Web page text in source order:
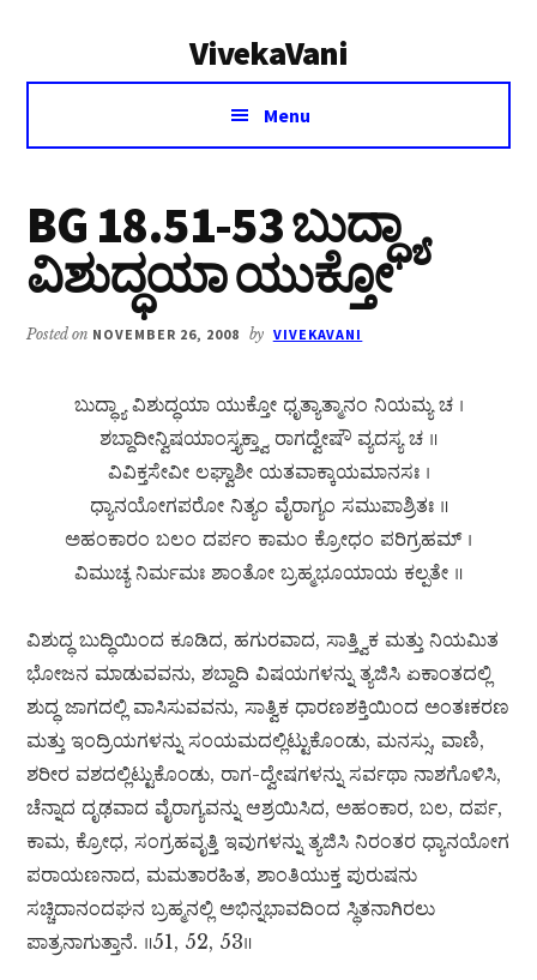
VivekaVani
Voice
Vivekananda
Menu
BG 18.51-53 ಬುದ್ಧ್ಯಾ
ವಿಶುದ್ಧಯಾ ಯುಕ್ತೋ
Posted on NOVEMBER 26, 2008 by VIVEKAVANI
ಬುದ್ಧ್ಯಾ ವಿಶುದ್ಧಯಾ ಯುಕ್ತೋ ಧೃತ್ಯಾತ್ಮಾನಂ ನಿಯಮ್ಯ ಚ ।
ಶಬ್ದಾದೀನ್ವಿಷಯಾಂಸ್ತ್ಯಕ್ತ್ವಾ ರಾಗದ್ವೇಷೌ ವ್ಯದಸ್ಯ ಚ ॥
ವಿವಿಕ್ತಸೇವೀ ಲಘ್ವಾಶೀ ಯತವಾಕ್ಕಾಯಮಾನಸಃ ।
ಧ್ಯಾನಯೋಗಪರೋ ನಿತ್ಯಂ ವೈರಾಗ್ಯಂ ಸಮುಪಾಶ್ರಿತಃ ॥
ಅಹಂಕಾರಂ ಬಲಂ ದರ್ಪಂ ಕಾಮಂ ಕ್ರೋಧಂ ಪರಿಗ್ರಹಮ್ ।
ವಿಮುಚ್ಯ ನಿರ್ಮಮಃ ಶಾಂತೋ ಬ್ರಹ್ಮಭೂಯಾಯ ಕಲ್ಪತೇ ॥
ವಿಶುದ್ಧ ಬುದ್ಧಿಯಿಂದ ಕೂಡಿದ, ಹಗುರವಾದ, ಸಾತ್ತ್ವಿಕ ಮತ್ತು ನಿಯಮಿತ
ಭೋಜನ ಮಾಡುವವನು, ಶಬ್ದಾದಿ ವಿಷಯಗಳನ್ನು ತ್ಯಜಿಸಿ ಏಕಾಂತದಲ್ಲಿ
ಶುದ್ಧ ಜಾಗದಲ್ಲಿ ವಾಸಿಸುವವನು, ಸಾತ್ವಿಕ ಧಾರಣಶಕ್ತಿಯಿಂದ ಅಂತಃಕರಣ
ಮತ್ತು ಇಂದ್ರಿಯಗಳನ್ನು ಸಂಯಮದಲ್ಲಿಟ್ಟುಕೊಂಡು, ಮನಸ್ಸು, ವಾಣಿ,
ಶರೀರ ವಶದಲ್ಲಿಟ್ಟುಕೊಂಡು, ರಾಗ-ದ್ವೇಷಗಳನ್ನು ಸರ್ವಥಾ ನಾಶಗೊಳಿಸಿ,
ಚೆನ್ನಾದ ದೃಢವಾದ ವೈರಾಗ್ಯವನ್ನು ಆಶ್ರಯಿಸಿದ, ಅಹಂಕಾರ, ಬಲ, ದರ್ಪ,
ಕಾಮ, ಕ್ರೋಧ, ಸಂಗ್ರಹವೃತ್ತಿ ಇವುಗಳನ್ನು ತ್ಯಜಿಸಿ ನಿರಂತರ ಧ್ಯಾನಯೋಗ
ಪರಾಯಣನಾದ, ಮಮತಾರಹಿತ, ಶಾಂತಿಯುಕ್ತ ಪುರುಷನು
ಸಚ್ಚಿದಾನಂದಘನ ಬ್ರಹ್ಮನಲ್ಲಿ ಅಭಿನ್ನಭಾವದಿಂದ ಸ್ಥಿತನಾಗಿರಲು
ಪಾತ್ರನಾಗುತ್ತಾನೆ. ॥51, 52, 53॥